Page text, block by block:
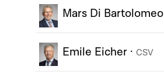
Mars Di Bartolomeo
Emile Eicher · CSV